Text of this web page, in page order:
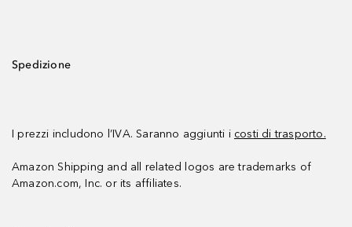
Spedizione
I prezzi includono l’IVA. Saranno aggiunti i costi di trasporto.
Amazon Shipping and all related logos are trademarks of
Amazon.com, Inc. or its affiliates.